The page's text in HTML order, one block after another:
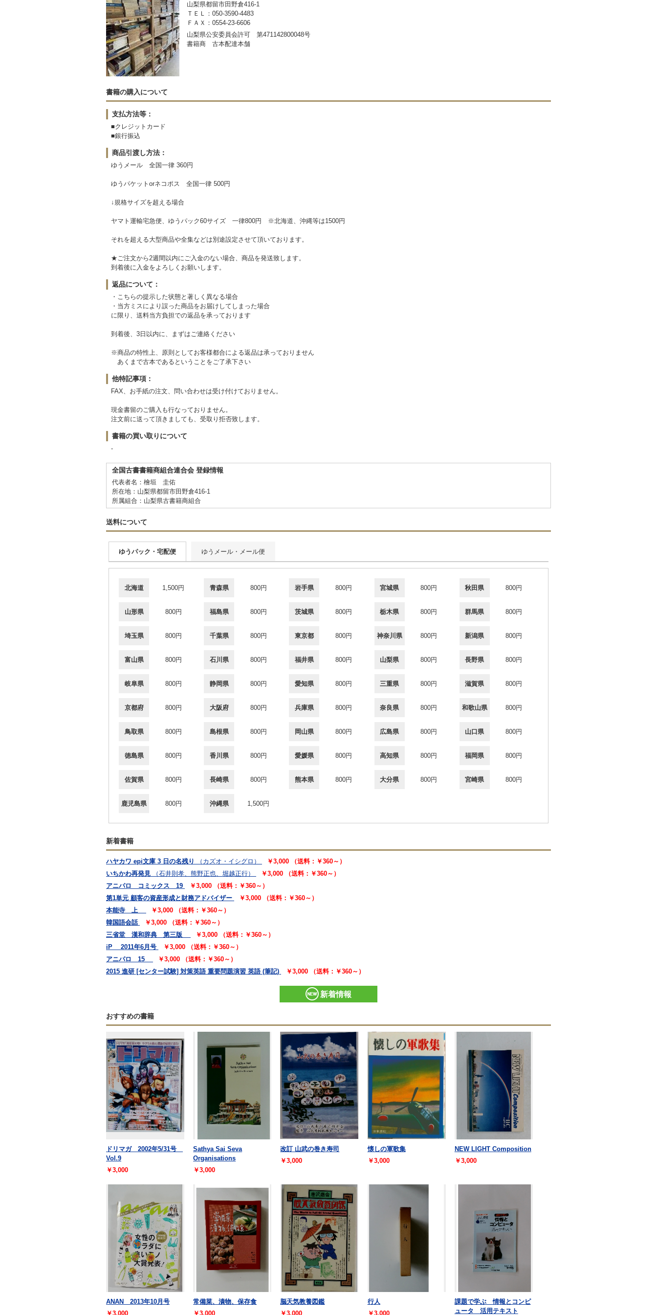
山梨県都留市田野倉416-1
ＴＥＬ：050-3590-4483
ＦＡＸ：0554-23-6606
山梨県公安委員会許可 第471142800048号
書籍商 古本配達本舗
書籍の購入について
支払方法等：
■クレジットカード
■銀行振込
商品引渡し方法：
ゆうメール 全国一律 360円
ゆうパケットorネコポス 全国一律 500円
↓規格サイズを超える場合
ヤマト運輸宅急便、ゆうパック60サイズ 一律800円 ※北海道、沖縄等は1500円
それを超える大型商品や全集などは別途設定させて頂いております。
★ご注文から2週間以内にご入金のない場合、商品を発送致します。
到着後に入金をよろしくお願いします。
返品について：
・こちらの提示した状態と著しく異なる場合
・当方ミスにより誤った商品をお届けしてしまった場合
に限り、送料当方負担での返品を承っております
到着後、3日以内に、まずはご連絡ください
※商品の特性上、原則としてお客様都合による返品は承っておりません
あくまで古本であるということをご了承下さい
他特記事項：
FAX、お手紙の注文、問い合わせは受け付けておりません。
現金書留のご購入も行なっておりません。
注文前に送って頂きましても、受取り拒否致します。
書籍の買い取りについて
-
全国古書書籍商組合連合会 登録情報
代表者名：檜垣 圭佑
所在地：山梨県都留市田野倉416-1
所属組合：山梨県古書籍商組合
送料について
ゆうパック・宅配便 ゆうメール・メール便
北海道 1,500円 青森県 800円 岩手県 800円 宮城県 800円 秋田県 800円
山形県 800円 福島県 800円 茨城県 800円 栃木県 800円 群馬県 800円
埼玉県 800円 千葉県 800円 東京都 800円 神奈川県 800円 新潟県 800円
富山県 800円 石川県 800円 福井県 800円 山梨県 800円 長野県 800円
岐阜県 800円 静岡県 800円 愛知県 800円 三重県 800円 滋賀県 800円
京都府 800円 大阪府 800円 兵庫県 800円 奈良県 800円 和歌山県 800円
鳥取県 800円 島根県 800円 岡山県 800円 広島県 800円 山口県 800円
徳島県 800円 香川県 800円 愛媛県 800円 高知県 800円 福岡県 800円
佐賀県 800円 長崎県 800円 熊本県 800円 大分県 800円 宮崎県 800円
鹿児島県 800円 沖縄県 1,500円
新着書籍
ハヤカワ epi文庫 3 日の名残り （カズオ・イシグロ）
￥3,000 （送料：￥360～）
いちかわ再発見
（石井則孝、熊野正也、堀越正行）
￥3,000 （送料：￥360～）
アニパロ コミックス 19
￥3,000 （送料：￥360～）
第1単元 顧客の資産形成と財務アドバイザー
￥3,000 （送料：￥360～）
本能寺 上
￥3,000 （送料：￥360～）
韓国語会話
￥3,000 （送料：￥360～）
三省堂 漢和辞典 第三版
￥3,000 （送料：￥360～）
iP 2011年6月号
￥3,000 （送料：￥360～）
アニパロ 15
￥3,000 （送料：￥360～）
2015 進研 [センター試験] 対策英語 重要問題演習 英語 (筆記)
￥3,000 （送料：￥360～）
新着情報
おすすめの書籍
ドリマガ 2002年5/31号
Vol.9
￥3,000
Sathya Sai Seva
Organisations
￥3,000
改訂 山武の巻き寿司
￥3,000
懐しの軍歌集
￥3,000
NEW LIGHT Composition
￥3,000
ANAN 2013年10月号
￥3,000
常備菜、漬物、保存食
￥3,000
脳天気教養図鑑
￥3,000
行人
￥3,000
課題で学ぶ 情報とコンピ
ュータ 活用テキスト